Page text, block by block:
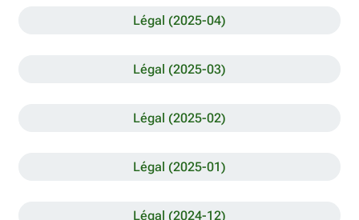
Légal (2025-04)
Légal (2025-03)
Légal (2025-02)
Légal (2025-01)
Légal (2024-12)